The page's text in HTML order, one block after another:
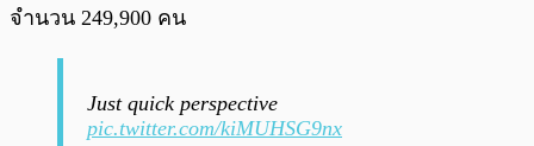
จำนวน 249,900 คน
Just quick perspective
pic.twitter.com/kiMUHSG9nx